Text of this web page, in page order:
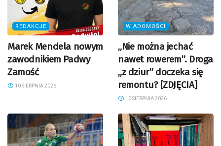
REDAKCJE
Marek Mendela nowym
zawodnikiem Padwy
Zamość
10 SIERPNIA 2026
WIADOMOŚCI
„Nie można jechać
nawet rowerem”. Droga
„z dziur” doczeka się
remontu? [ZDJĘCIA]
10 SIERPNIA 2026